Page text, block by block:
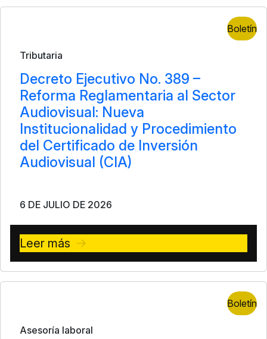
Boletín
Tributaria
Decreto Ejecutivo No. 389 –
Reforma Reglamentaria al Sector
Audiovisual: Nueva
Institucionalidad y Procedimiento
del Certificado de Inversión
Audiovisual (CIA)
6 DE JULIO DE 2026
Leer más
Boletín
Asesoría laboral